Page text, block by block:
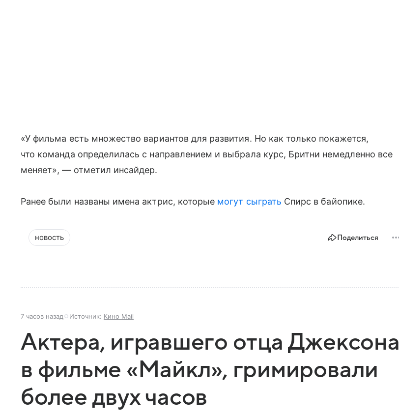
«У фильма есть множество вариантов для развития. Но как только покажется,
что команда определилась с направлением и выбрала курс, Бритни немедленно все
меняет», — отметил инсайдер.
Ранее были названы имена актрис, которые могут сыграть Спирс в байопике.
новость Поделиться
7 часов назад Источник: Кино Mail
Актера, игравшего отца Джексона
в фильме «Майкл», гримировали
более двух часов